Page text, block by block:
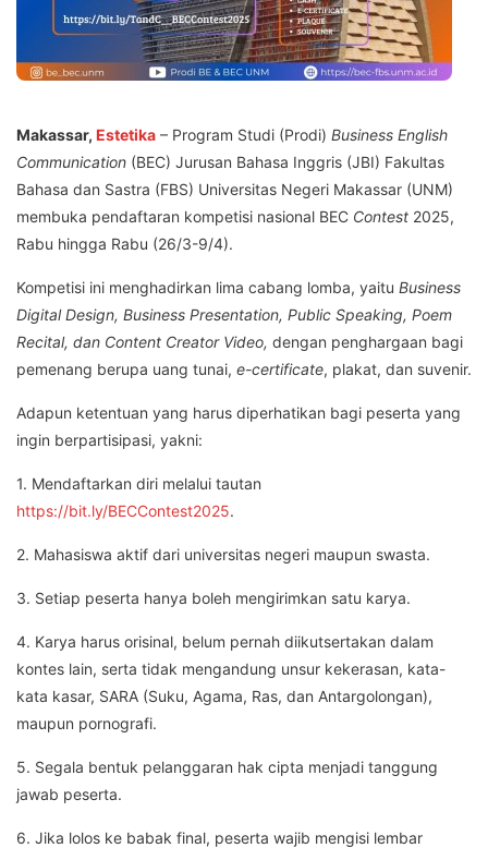
Makassar, Estetika – Program Studi (Prodi) Business English
Communication (BEC) Jurusan Bahasa Inggris (JBI) Fakultas
Bahasa dan Sastra (FBS) Universitas Negeri Makassar (UNM)
membuka pendaftaran kompetisi nasional BEC Contest 2025,
Rabu hingga Rabu (26/3-9/4).
Kompetisi ini menghadirkan lima cabang lomba, yaitu Business
Digital Design, Business Presentation, Public Speaking, Poem
Recital, dan Content Creator Video, dengan penghargaan bagi
pemenang berupa uang tunai, e-certificate, plakat, dan suvenir.
Adapun ketentuan yang harus diperhatikan bagi peserta yang
ingin berpartisipasi, yakni:
1. Mendaftarkan diri melalui tautan
https://bit.ly/BECContest2025.
2. Mahasiswa aktif dari universitas negeri maupun swasta.
3. Setiap peserta hanya boleh mengirimkan satu karya.
4. Karya harus orisinal, belum pernah diikutsertakan dalam
kontes lain, serta tidak mengandung unsur kekerasan, kata-
kata kasar, SARA (Suku, Agama, Ras, dan Antargolongan),
maupun pornografi.
5. Segala bentuk pelanggaran hak cipta menjadi tanggung
jawab peserta.
6. Jika lolos ke babak final, peserta wajib mengisi lembar